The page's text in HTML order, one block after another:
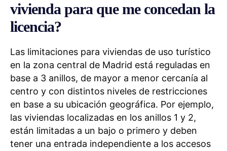
vivienda para que me concedan la
licencia?
Las limitaciones para viviendas de uso turístico
en la zona central de Madrid está reguladas en
base a 3 anillos, de mayor a menor cercanía al
centro y con distintos niveles de restricciones
en base a su ubicación geográfica. Por ejemplo,
las viviendas localizadas en los anillos 1 y 2,
están limitadas a un bajo o primero y deben
tener una entrada independiente a los accesos